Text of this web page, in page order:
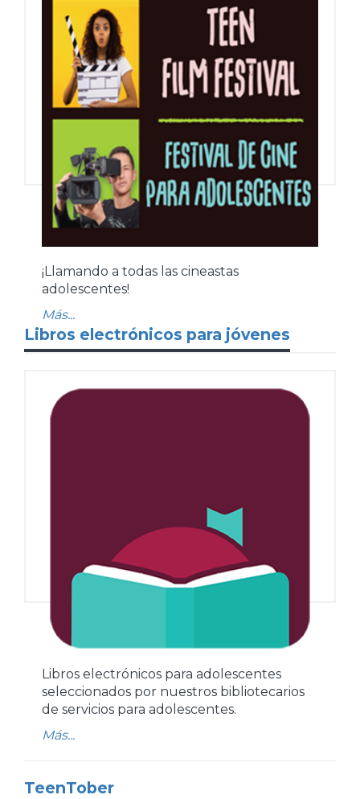
¡Llamando a todas las cineastas
adolescentes!
Más...
Libros electrónicos para jóvenes
Libros electrónicos para adolescentes
seleccionados por nuestros bibliotecarios
de servicios para adolescentes.
Más...
TeenTober